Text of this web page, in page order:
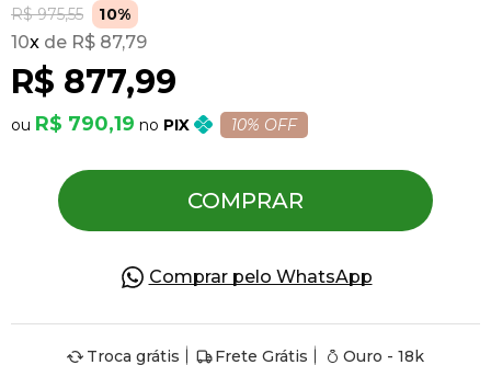
R$ 975,55 10%
R$ 877,99
10x R$ 87,79
R$ 790,19 PIX 10% OFF
COMPRAR
Comprar pelo WhatsApp
Troca grátis Frete Grátis Ouro - 18k
Pulseiras
Piercing
Pedras Preciosas